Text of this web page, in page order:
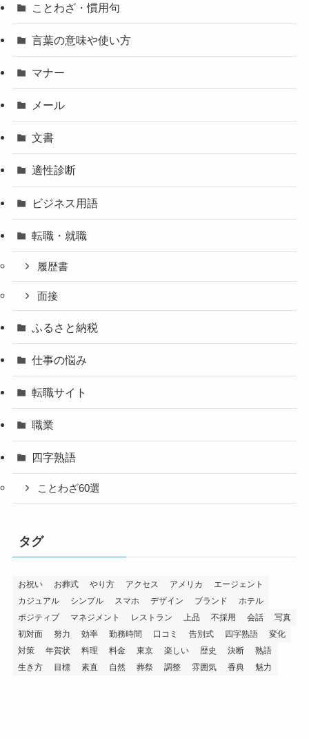
ことわざ・慣用句
言葉の意味や使い方
マナー
メール
文書
適性診断
ビジネス用語
転職・就職
履歴書
面接
ふるさと納税
仕事の悩み
転職サイト
職業
四字熟語
ことわざ60選
タグ
お祝い お葬式 やり方 アクセス アメリカ
エージェント
カジュアル
シンプル スマホ デザイン ブランド
ホテル
ポジティブ
マネジメント レストラン 上品 不採用 会話
写真
初対面
努力 効率 勤務時間 口コミ 告別式 四字熟語
変化
対策
年賀状 料理 料金 東京 楽しい 歴史 決断
熟語
生き方
目標 素直 自然 葬祭 調整 雰囲気 香典 魅力